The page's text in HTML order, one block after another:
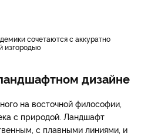
изгородью
дизайне
на восточной философии,
с природой. Ландшафт
с плавными линиями, и